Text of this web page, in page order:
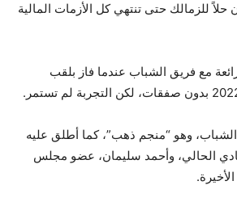
حلاً للزمالك حتى تنتهي كل الأزمات المالية
مع فريق الشباب عندما فاز بلقب
وهو “منجم ذهب”، كما أطلق عليه
الحالي، وأحمد سليمان، عضو مجلس